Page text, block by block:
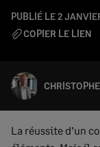
PUBLIÉ LE2
COPIER LE LIEN
La réussite d’un